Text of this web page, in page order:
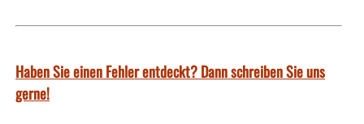
Haben Sie einen Fehler entdeckt? Dann schreiben Sie uns
gerne!